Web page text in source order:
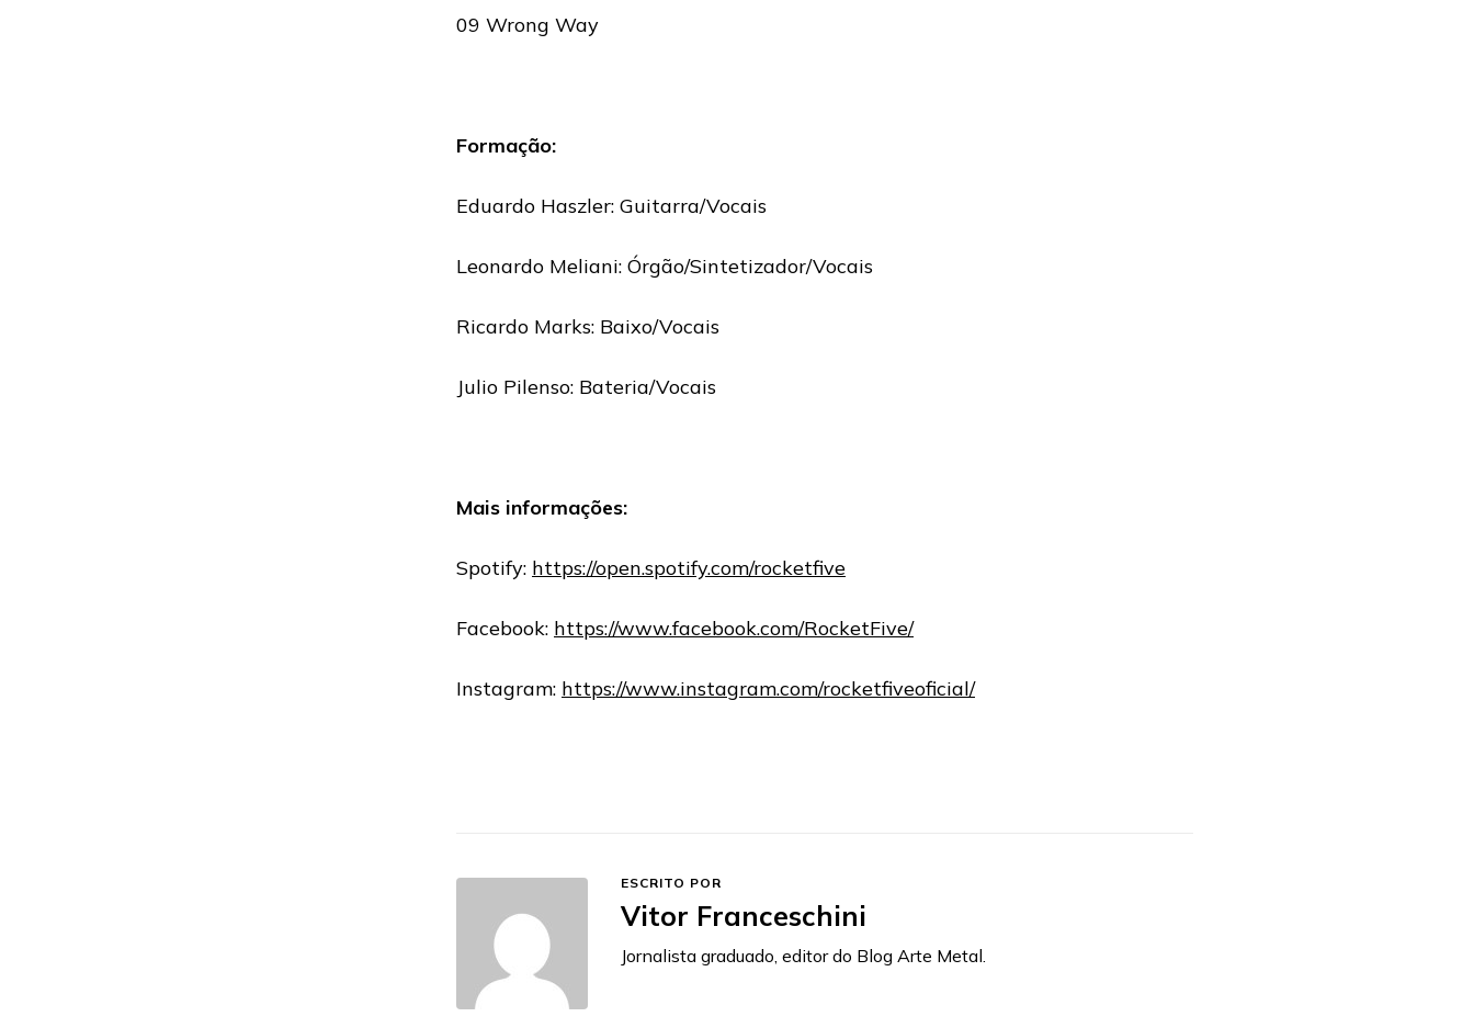
09 Wrong Way
Formação:
Eduardo Haszler: Guitarra/Vocais
Leonardo Meliani: Órgão/Sintetizador/Vocais
Ricardo Marks: Baixo/Vocais
Julio Pilenso: Bateria/Vocais
Mais informações:
Spotify: https://open.spotify.com/rocketfive
Facebook: https://www.facebook.com/RocketFive/
Instagram: https://www.instagram.com/rocketfiveoficial/
ESCRITO POR
Vitor Franceschini
Jornalista graduado, editor do Blog Arte Metal.